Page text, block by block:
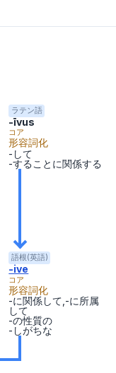
ラテン語
-īvus
コア
形容詞化
-して
-することに関係する
語根(英語)
-ive
コア
形容詞化
-に関係して,-に所属
して
-の性質の
-しがちな